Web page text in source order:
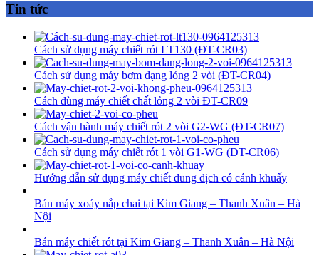
Tin tức
Cách sử dụng máy chiết rót LT130 (ĐT-CR03)
Cách sử dụng máy bơm dạng lỏng 2 vòi (ĐT-CR04)
Cách dùng máy chiết chất lỏng 2 vòi ĐT-CR09
Cách vận hành máy chiết rót 2 vòi G2-WG (ĐT-CR07)
Cách sử dụng máy chiết rót 1 vòi G1-WG (ĐT-CR06)
Hướng dẫn sử dụng máy chiết dung dịch có cánh khuấy
Bán máy xoáy nắp chai tại Kim Giang – Thanh Xuân – Hà
Nội
Bán máy chiết rót tại Kim Giang – Thanh Xuân – Hà Nội